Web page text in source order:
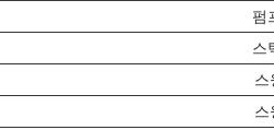
펌
스
스
스